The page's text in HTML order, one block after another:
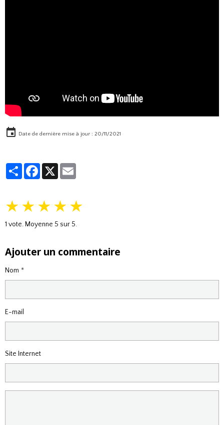
Date de dernière mise à jour : 20/11/2021
PartagerFacebook
X
★ ★ ★ ★ ★
1 vote. Moyenne 5 sur 5.
Ajouter un commentaire
Nom
E-mail
Site Internet